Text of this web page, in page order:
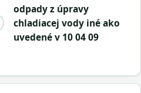
odpady z úpravy
chladiacej vody iné ako
uvedené v 10 04 09